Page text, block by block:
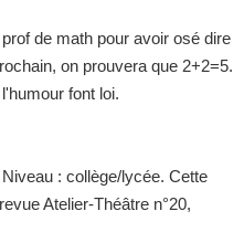
de math pour avoir osé dire
on prouvera que 2+2=5.
font loi.
: collège/lycée. Cette
Atelier-Théâtre n°20,